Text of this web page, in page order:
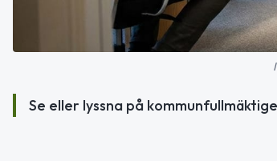
Se eller lyssna på